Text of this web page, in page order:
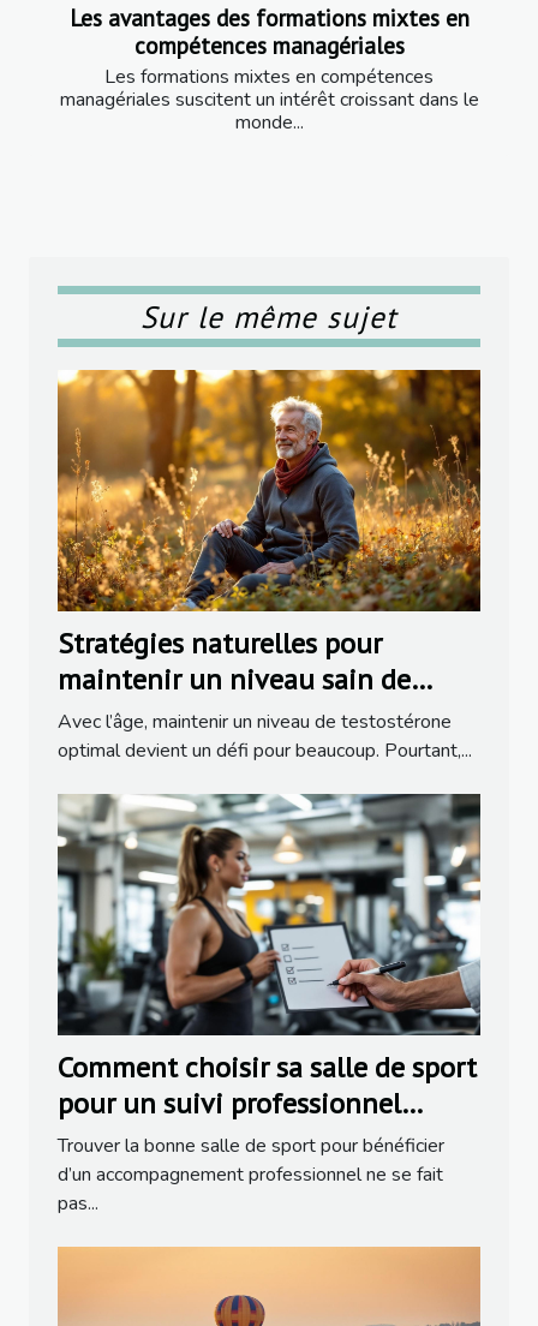
Les avantages des formations mixtes en
compétences managériales
Les formations mixtes en compétences
managériales suscitent un intérêt croissant dans le
monde...
Sur le même sujet
Stratégies naturelles pour
maintenir un niveau sain de
testostérone avec l'âge
Avec l’âge, maintenir un niveau de testostérone
optimal devient un défi pour beaucoup. Pourtant,...
Comment choisir sa salle de sport
pour un suivi professionnel
efficace ?
Trouver la bonne salle de sport pour bénéficier
d’un accompagnement professionnel ne se fait
pas...